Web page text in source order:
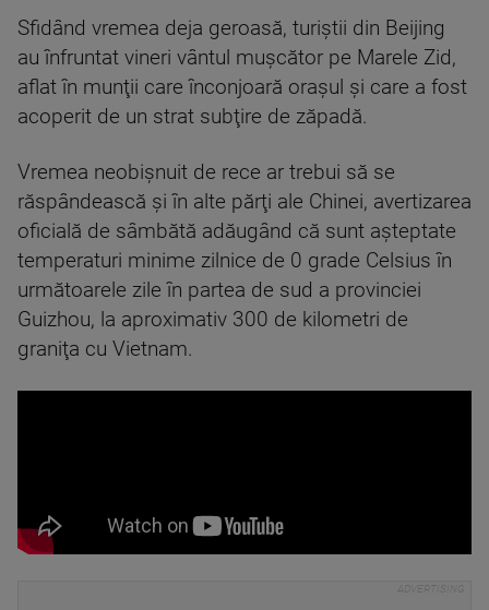
Sfidând vremea deja geroasă, turiştii din Beijing
au înfruntat vineri vântul muşcător pe Marele Zid,
aflat în munţii care înconjoară oraşul şi care a fost
acoperit de un strat subţire de zăpadă.
Vremea neobişnuit de rece ar trebui să se
răspândească şi în alte părţi ale Chinei, avertizarea
oficială de sâmbătă adăugând că sunt aşteptate
temperaturi minime zilnice de 0 grade Celsius în
următoarele zile în partea de sud a provinciei
Guizhou, la aproximativ 300 de kilometri de
graniţa cu Vietnam.